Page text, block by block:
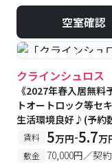
空室確認
#女性専用 #予約
クラインシュロス
《2027年春入居無
トオートロック等セ
生活環境良好♪(予約
賃料 5万円-5.7万
敷金 70,000円／契